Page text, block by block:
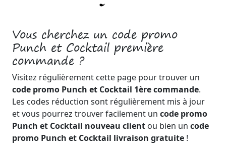
Vous cherchez un code promo
Punch et Cocktail première
commande ?
Visitez régulièrement cette page pour trouver un
code promo Punch et Cocktail 1ère commande.
Les codes réduction sont régulièrement mis à jour
et vous pourrez trouver facilement un code promo
Punch et Cocktail nouveau client ou bien un code
promo Punch et Cocktail livraison gratuite !